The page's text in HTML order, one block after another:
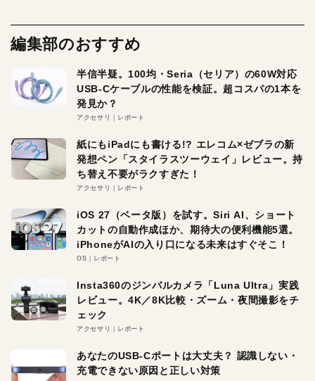
編集部のおすすめ
半信半疑。100均・Seria（セリア）の60W対応
USB-Cケーブルの性能を検証。超コスパの1本を
発見か？
アクセサリ レポート
紙にもiPadにも書ける!? エレコム×ゼブラの新
発想ペン「スタイラスツーウェイ」レビュー。持
ち替え不要がラクすぎた！
アクセサリ レポート
iOS 27（ベータ版）を試す。Siri AI、ショート
カットの自動作成ほか、期待大の便利機能5選。
iPhoneがAIの入り口になる未来はすぐそこ！
OS レポート
Insta360のジンバルカメラ「Luna Ultra」実践
レビュー。4K／8K比較・ズーム・夜間撮影をチ
ェック
アクセサリ レポート
あなたのUSB-Cポートは大丈夫？ 認識しない・
充電できない原因と正しい対策